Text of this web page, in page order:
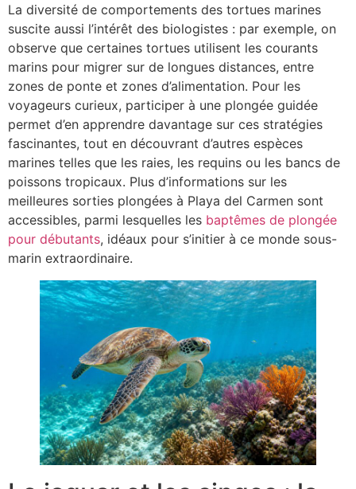
La diversité de comportements des tortues marines
suscite aussi l’intérêt des biologistes : par exemple, on
observe que certaines tortues utilisent les courants
marins pour migrer sur de longues distances, entre
zones de ponte et zones d’alimentation. Pour les
voyageurs curieux, participer à une plongée guidée
permet d’en apprendre davantage sur ces stratégies
fascinantes, tout en découvrant d’autres espèces
marines telles que les raies, les requins ou les bancs de
poissons tropicaux. Plus d’informations sur les
meilleures sorties plongées à Playa del Carmen sont
accessibles, parmi lesquelles les baptêmes de plongée
pour débutants, idéaux pour s’initier à ce monde sous-
marin extraordinaire.